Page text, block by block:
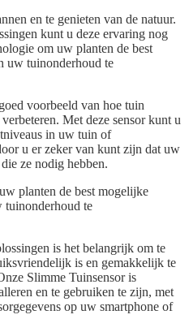
en te genieten van de natuur.
kunt u deze ervaring nog
om uw planten de best
uw tuinonderhoud te
voorbeeld van hoe tuin
Met deze sensor kunt u
in uw tuin of
u er zeker van kunt zijn dat uw
ze nodig hebben.
planten de best mogelijke
tuinonderhoud te
is het belangrijk om te
is en gemakkelijk te
Slimme Tuinsensor is
en te gebruiken te zijn, met
op uw smartphone of